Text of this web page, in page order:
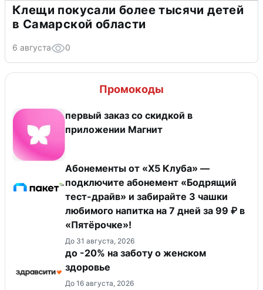
Клещи покусали более тысячи детей
в Самарской области
6 августа 0
Промокоды
первый заказ со скидкой в
приложении Магнит
Абонементы от «Х5 Клуба» —
подключите абонемент «Бодрящий
тест-драйв» и забирайте 3 чашки
любимого напитка на 7 дней за 99 ₽ в
«Пятёрочке»!
До 31 августа, 2026
до -20% на заботу о женском
здоровье
До 16 августа, 2026